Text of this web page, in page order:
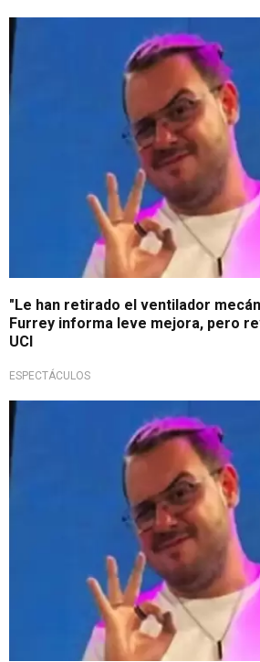
"Le han retirado el ventilador
Furrey informa leve mejora, pero
UCI
ESPECTÁCULOS